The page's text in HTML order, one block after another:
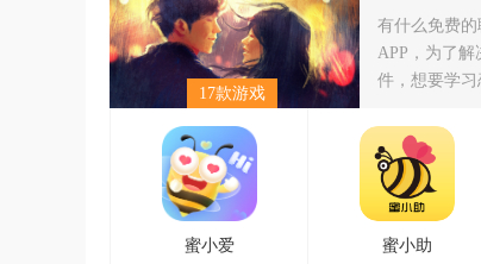
17款游戏
有什么免费
APP，为了
件，想要学习
蜜小爱 蜜小助